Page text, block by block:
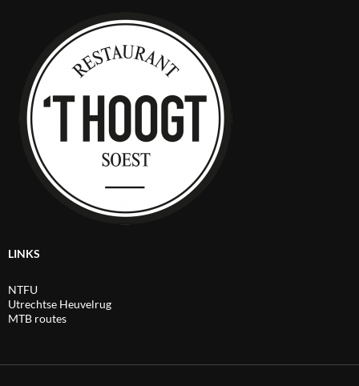
LINKS
NTFU
Utrechtse Heuvelrug
MTB routes